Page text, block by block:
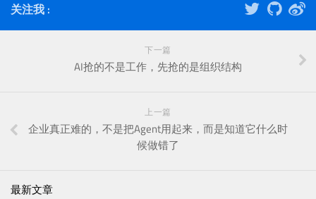
关注我 :
下一篇
AI抢的不是工作，先抢的是组织结构
上一篇
企业真正难的，不是把Agent用起来，而是知道它什么时
候做错了
最新文章